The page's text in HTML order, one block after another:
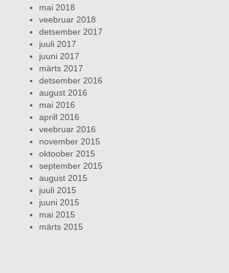
mai 2018
veebruar 2018
detsember 2017
juuli 2017
juuni 2017
märts 2017
detsember 2016
august 2016
mai 2016
aprill 2016
veebruar 2016
november 2015
oktoober 2015
september 2015
august 2015
juuli 2015
juuni 2015
mai 2015
märts 2015